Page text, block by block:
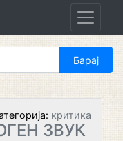
критика
ЗВУК